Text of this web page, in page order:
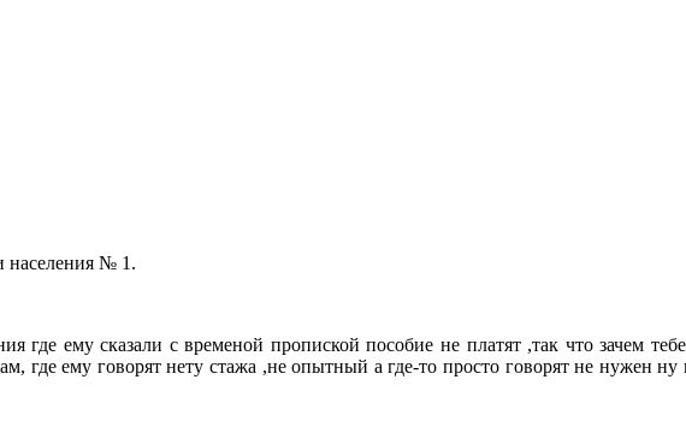
населения № 1.
где ему сказали с временой пропиской пособие не платят ,так что зачем
где ему говорят нету стажа ,не опытный а где-то просто говорят не нужен